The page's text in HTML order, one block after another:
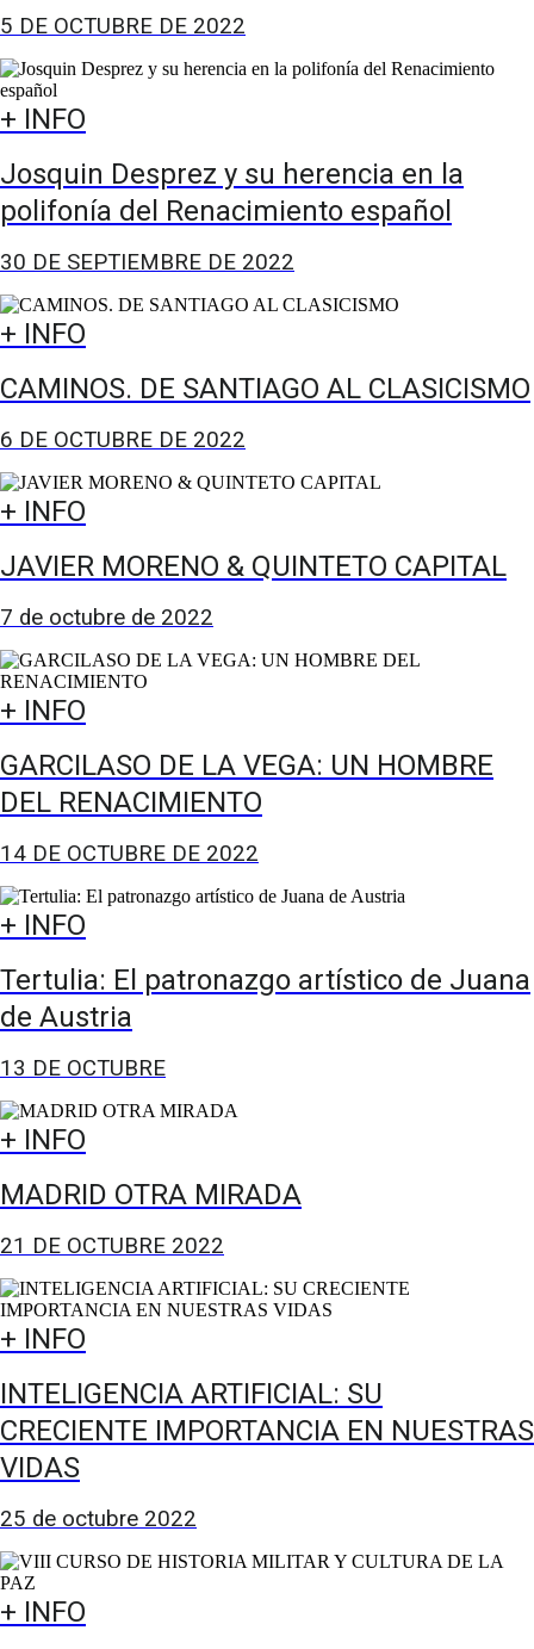
5 DE OCTUBRE DE 2022
+ INFO
Josquin Desprez y su herencia en la
polifonía del Renacimiento español
30 DE SEPTIEMBRE DE 2022
+ INFO
CAMINOS. DE SANTIAGO AL CLASICISMO
6 DE OCTUBRE DE 2022
+ INFO
JAVIER MORENO & QUINTETO CAPITAL
7 de octubre de 2022
+ INFO
GARCILASO DE LA VEGA: UN HOMBRE
DEL RENACIMIENTO
14 DE OCTUBRE DE 2022
+ INFO
Tertulia: El patronazgo artístico de Juana
de Austria
13 DE OCTUBRE
+ INFO
MADRID OTRA MIRADA
21 DE OCTUBRE 2022
+ INFO
INTELIGENCIA ARTIFICIAL: SU
CRECIENTE IMPORTANCIA EN NUESTRAS
VIDAS
25 de octubre 2022
+ INFO